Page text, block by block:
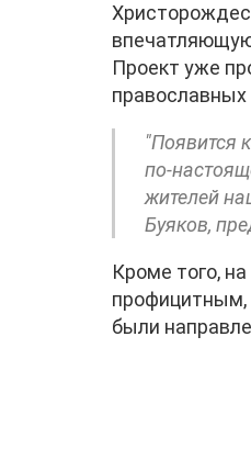
Проект уже
православных
"Появится
по-
жителей
Буяков,
Кроме того,
профицитным,
были